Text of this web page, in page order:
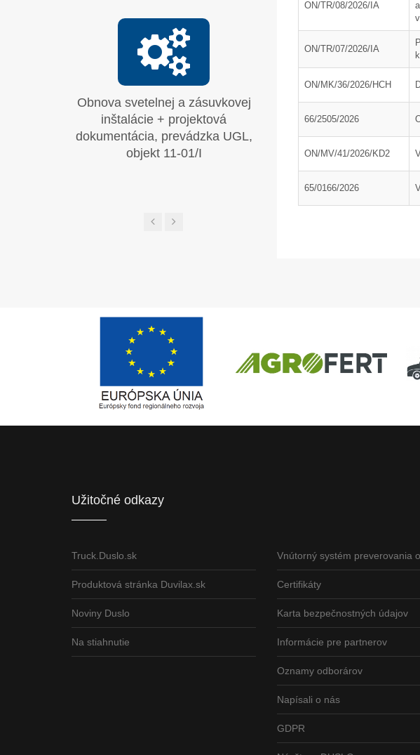
Obnova svetelnej a zásuvkovej
inštalácie + projektová
dokumentácia, prevádzka UGL,
objekt 11-01/I
Modernizácia
systému hlavnej
ČOV
ON/TR/08/2026/IA
ON/TR/07/2026/IA
ON/MK/36/2026/HCH
66/2505/2026
ON/MV/41/2026/KD2
65/0166/2026
Užitočné odkazy
Truck.Duslo.sk
Produktová stránka Duvilax.sk
Noviny Duslo
Na stiahnutie
Vnútorný systém preverovania
Certifikáty
Karta bezpečnostných údajov
Informácie pre partnerov
Oznamy odborárov
Napísali o nás
GDPR